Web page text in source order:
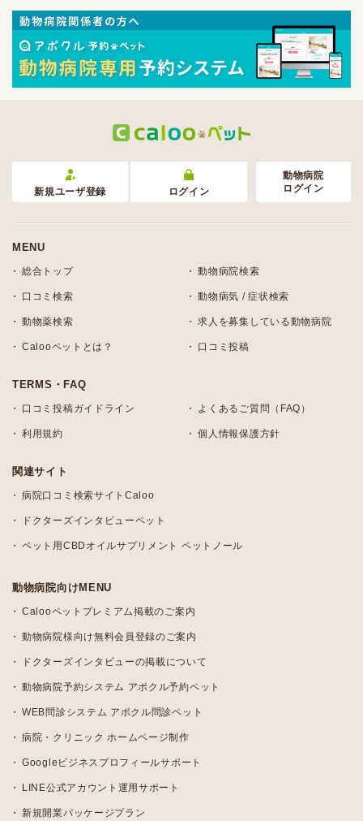
新規ユーザ登録 ログイン
動物病院
ログイン
MENU
総合トップ 動物病院検索
口コミ検索 動物病気 / 症状検索
動物薬検索 求人を募集している動物病院
Calooペットとは？ 口コミ投稿
TERMS・FAQ
口コミ投稿ガイドライン よくあるご質問（FAQ）
利用規約 個人情報保護方針
関連サイト
病院口コミ検索サイトCaloo
ドクターズインタビューペット
ペット用CBDオイルサプリメント ペットノール
動物病院向けMENU
Calooペットプレミアム掲載のご案内
動物病院様向け無料会員登録のご案内
ドクターズインタビューの掲載について
動物病院予約システム アポクル予約ペット
WEB問診システム アポクル問診ペット
病院・クリニック ホームページ制作
Googleビジネスプロフィールサポート
LINE公式アカウント運用サポート
新規開業パッケージプラン